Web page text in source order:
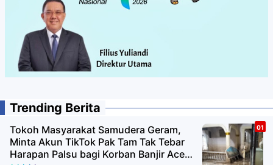
Trending Berita
Tokoh Masyarakat Samudera Geram,
Minta Akun TikTok Pak Tam Tak Tebar
Harapan Palsu bagi Korban Banjir Aceh